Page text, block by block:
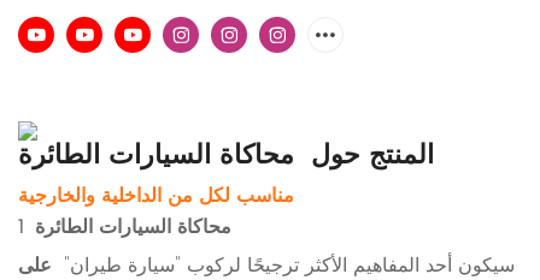
المنتج حول محاكاة السيارات الطائرة
مناسب لكل من الداخلية والخارجية
1 محاكاة السيارات الطائرة
سيكون أحد المفاهيم الأكثر ترجيحًا لركوب "سيارة طيران" على